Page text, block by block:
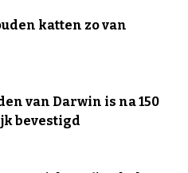
katten zo van
van Darwin is na 150
bevestigd